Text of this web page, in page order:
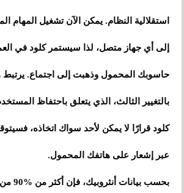
استقلالية النظام. يمكن الآن تشغيل المهام
إلى أي جهاز متصل، لذا سيستمر كلود في
حاسوبك المحمول وذهبت إلى اجتماع. يرتبط
بالتغيير الثالث، الذي يتعلق باحتفاظ
كلود قرارًا لا يمكن لأحد سواك اتخاذه،
عبر إشعار على هاتفك المحمول.
بحسب بيانات أنثروبيك، فإن أكثر من % 90